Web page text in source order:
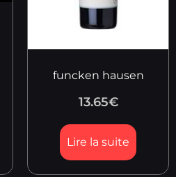
funcken hausen
13.65€
Lire la suite